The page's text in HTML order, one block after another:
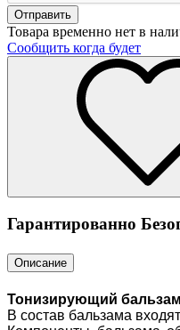
Товара временно нет в
Сообщить когда будет
Гарантированно
Описание
Тонизирующий
В состав бальзама